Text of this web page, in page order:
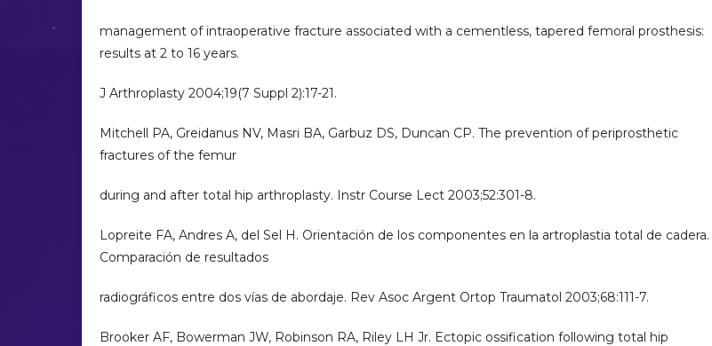
management of intraoperative fracture associated with a cementless, tapered femoral prosthesis:
results at 2 to 16 years.
J Arthroplasty 2004;19(7 Suppl 2):17-21.
Mitchell PA, Greidanus NV, Masri BA, Garbuz DS, Duncan CP. The prevention of periprosthetic
fractures of the femur
during and after total hip arthroplasty. Instr Course Lect 2003;52:301-8.
Lopreite FA, Andres A, del Sel H. Orientación de los componentes en la artroplastia total de cadera.
Comparación de resultados
radiográficos entre dos vías de abordaje. Rev Asoc Argent Ortop Traumatol 2003;68:111-7.
Brooker AF, Bowerman JW, Robinson RA, Riley LH Jr. Ectopic ossification following total hip